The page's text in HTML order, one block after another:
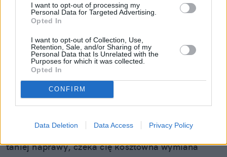
I want to opt-out of processing my
Personal Data for Targeted Advertising.
Opted In
I want to opt-out of Collection, Use,
Retention, Sale, and/or Sharing of my
Personal Data that Is Unrelated with the
Purposes for which it was collected.
Opted In
CONFIRM
Data Deletion Data Access Privacy Policy
Mały odprysk to wielki problem.
Pojechałem sprawdzić, jak w 30 minut
uratować szybę (i portfel)
Wydaje ci się, że to tylko mała kropka na szkle? "E
tam, nie widać, pojeżdżę tak jeszcze sezon" – myśli
wielu z nas. Sam tak kiedyś myślałem, dopóki nie
pogadałem z ekspertem. Prawda jest taka, że ten
wjedziesz w dziurę albo trafi cię nagła zmiana
taniej naprawy, czeka cię kosztowna wymiana